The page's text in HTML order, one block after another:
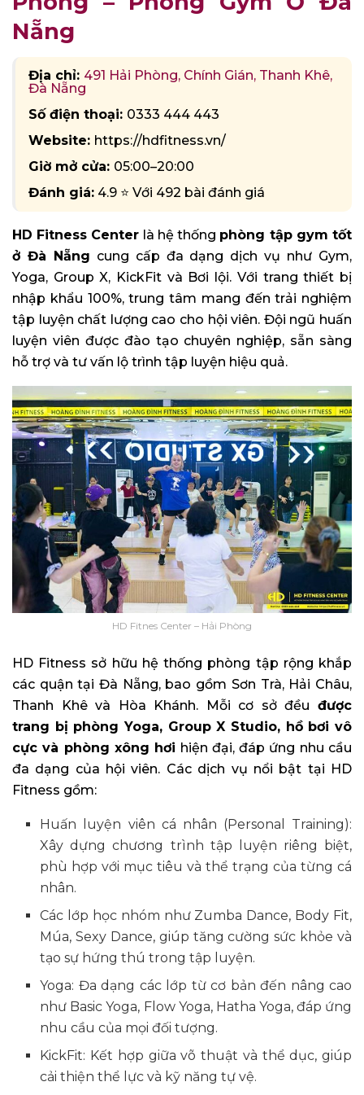
Nẵng
Địa chỉ: 491 Hải Phòng, Chính Gián, Thanh Khê,
Đà Nẵng
Số điện thoại: 0333 444 443
Website: https://hdfitness.vn/
Giờ mở cửa: 05:00–20:00
Đánh giá: 4.9 ⭐ Với 492 bài đánh giá
HD Fitness Center là hệ thống phòng tập gym tốt
ở Đà Nẵng cung cấp đa dạng dịch vụ như Gym,
Yoga, Group X, KickFit và Bơi lội. Với trang thiết bị
nhập khẩu 100%, trung tâm mang đến trải nghiệm
tập luyện chất lượng cao cho hội viên. Đội ngũ huấn
luyện viên được đào tạo chuyên nghiệp, sẵn sàng
hỗ trợ và tư vấn lộ trình tập luyện hiệu quả.
HD Fitnes Center – Hải Phòng
HD Fitness sở hữu hệ thống phòng tập rộng khắp
các quận tại Đà Nẵng, bao gồm Sơn Trà, Hải Châu,
Thanh Khê và Hòa Khánh. Mỗi cơ sở đều được
trang bị phòng Yoga, Group X Studio, hồ bơi vô
cực và phòng xông hơi hiện đại, đáp ứng nhu cầu
đa dạng của hội viên. Các dịch vụ nổi bật tại HD
Fitness gồm:
Huấn luyện viên cá nhân (Personal Training):
Xây dựng chương trình tập luyện riêng biệt,
phù hợp với mục tiêu và thể trạng của từng cá
nhân.​
Các lớp học nhóm như Zumba Dance, Body Fit,
Múa, Sexy Dance, giúp tăng cường sức khỏe và
tạo sự hứng thú trong tập luyện.​
Yoga: Đa dạng các lớp từ cơ bản đến nâng cao
như Basic Yoga, Flow Yoga, Hatha Yoga, đáp ứng
nhu cầu của mọi đối tượng.​
KickFit: Kết hợp giữa võ thuật và thể dục, giúp
cải thiện thể lực và kỹ năng tự vệ.​